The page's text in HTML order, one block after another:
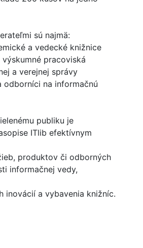
sú najmä:
a vedecké knižnice
pracoviská
a verejnej správy
odborníci na informačnú
publiku je
ITlib efektívnym
produktov či odborných
informačnej vedy,
inovácií a vybavenia knižníc.